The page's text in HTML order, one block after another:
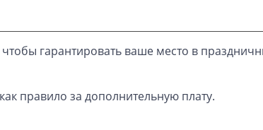
гарантировать ваше место в
правило за дополнительную плату.